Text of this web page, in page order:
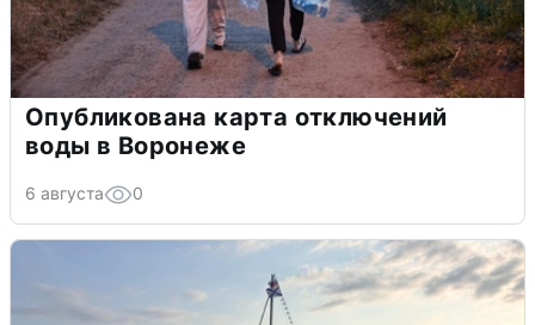
Опубликована карта отключений
воды в Воронеже
6 августа 0